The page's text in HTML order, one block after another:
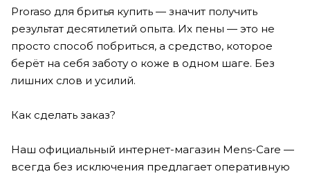
Proraso для бритья купить — значит получить
результат десятилетий опыта. Их пены — это не
просто способ побриться, а средство, которое
берёт на себя заботу о коже в одном шаге. Без
лишних слов и усилий.
Как сделать заказ?
Наш официальный интернет-магазин Mens-Care —
всегда без исключения предлагает оперативную